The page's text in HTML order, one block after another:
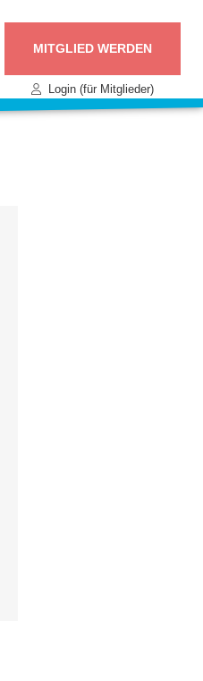
MITGLIED WERDEN
Login (für Mitglieder)